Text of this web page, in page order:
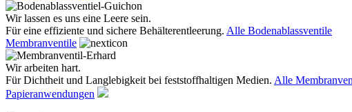
Wir lassen es uns eine Leere sein.
Für eine effiziente und sichere Behälterentleerung. Alle Bodenablassventile
Membranventile
Wir arbeiten hart.
Für Dichtheit und Langlebigkeit bei feststoffhaltigen Medien. Alle
Papieranwendungen